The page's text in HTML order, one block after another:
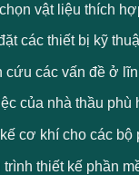
vật liệu thích
các thiết bị kỹ
cứu các vấn đề ở
của nhà thầu
cơ khí cho các bộ
thiết kế phần